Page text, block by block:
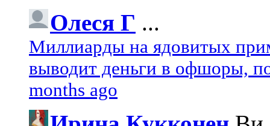
Олеся Г ...
Миллиарды на ядовитых
выводит деньги в офшоры,
months ago